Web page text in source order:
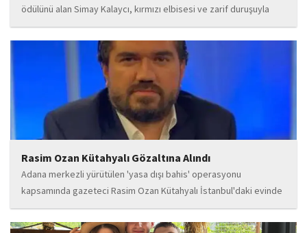
ödülünü alan Simay Kalaycı, kırmızı elbisesi ve zarif duruşuyla
geceye damga vurdu. Takı markasıyla da dikkat çeken Kalaycı,
Wilma...
Rasim Ozan Kütahyalı Gözaltına Alındı
Adana merkezli yürütülen 'yasa dışı bahis' operasyonu
kapsamında gazeteci Rasim Ozan Kütahyalı İstanbul'daki evinde
gözaltına alındı.